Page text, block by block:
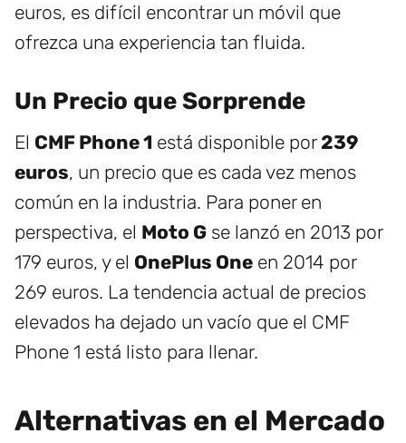
euros, es difícil encontrar un móvil que
ofrezca una experiencia tan fluida.
Un Precio que Sorprende
El CMF Phone 1 está disponible por239
euros, un precio que es cada vez menos
común en la industria. Para poner en
perspectiva, el Moto G se lanzó en 2013 por
179 euros, y el OnePlus One en 2014 por
269 euros. La tendencia actual de precios
elevados ha dejado un vacío que el CMF
Phone 1 está listo para llenar.
Alternativas en el Mercado